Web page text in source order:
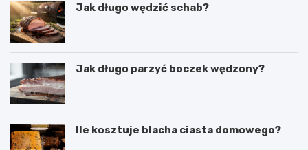
Jak długo wędzić schab?
Jak długo parzyć boczek wędzony?
Ile kosztuje blacha ciasta domowego?